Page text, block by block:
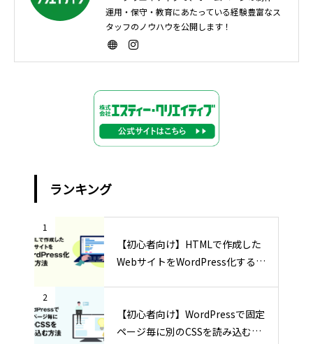
運用・保守・教育にあたっている経験豊富なス
タッフのノウハウを公開します！
ランキング
1
【初心者向け】HTMLで作成した
WebサイトをWordPress化する方
2
【初心者向け】WordPressで固定
ページ毎に別のCSSを読み込む方